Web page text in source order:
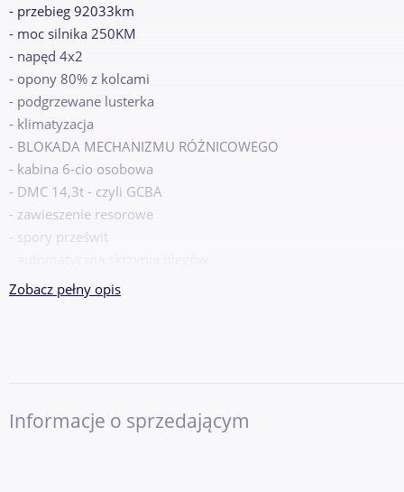
- przebieg 92033km
- moc silnika 250KM
- napęd 4x2
- opony 80% z kolcami
- podgrzewane lusterka
- klimatyzacja
- BLOKADA MECHANIZMU RÓŻNICOWEGO
- kabina 6-cio osobowa
- DMC 14,3t - czyli GCBA
- zawieszenie resorowe
- spory prześwit
- ABS
- zawór główny(klapowy)-pneumatyczny
Zobacz pełny opis
Informacje o sprzedającym